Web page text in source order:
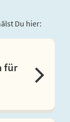
Du hier:
für